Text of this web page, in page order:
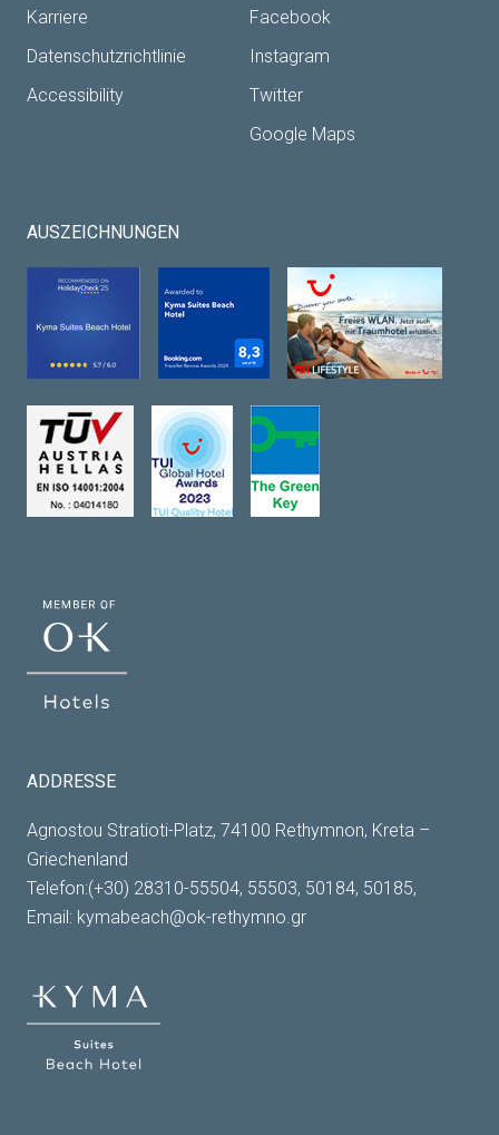
Karriere
Datenschutzrichtlinie
Accessibility
Facebook
Instagram
Twitter
Google Maps
AUSZEICHNUNGEN
ADDRESSE
Agnostou Stratioti-Platz, 74100 Rethymnon, Kreta –
Griechenland
Telefon:(+30) 28310-55504, 55503, 50184, 50185,
Email: kymabeach@ok-rethymno.gr